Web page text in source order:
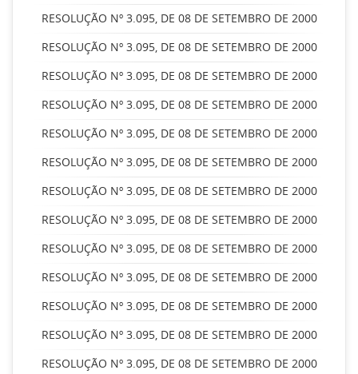
RESOLUÇÃO Nº 3.095, DE 08 DE SETEMBRO DE 2000
RESOLUÇÃO Nº 3.095, DE 08 DE SETEMBRO DE 2000
RESOLUÇÃO Nº 3.095, DE 08 DE SETEMBRO DE 2000
RESOLUÇÃO Nº 3.095, DE 08 DE SETEMBRO DE 2000
RESOLUÇÃO Nº 3.095, DE 08 DE SETEMBRO DE 2000
RESOLUÇÃO Nº 3.095, DE 08 DE SETEMBRO DE 2000
RESOLUÇÃO Nº 3.095, DE 08 DE SETEMBRO DE 2000
RESOLUÇÃO Nº 3.095, DE 08 DE SETEMBRO DE 2000
RESOLUÇÃO Nº 3.095, DE 08 DE SETEMBRO DE 2000
RESOLUÇÃO Nº 3.095, DE 08 DE SETEMBRO DE 2000
RESOLUÇÃO Nº 3.095, DE 08 DE SETEMBRO DE 2000
RESOLUÇÃO Nº 3.095, DE 08 DE SETEMBRO DE 2000
RESOLUÇÃO Nº 3.095, DE 08 DE SETEMBRO DE 2000